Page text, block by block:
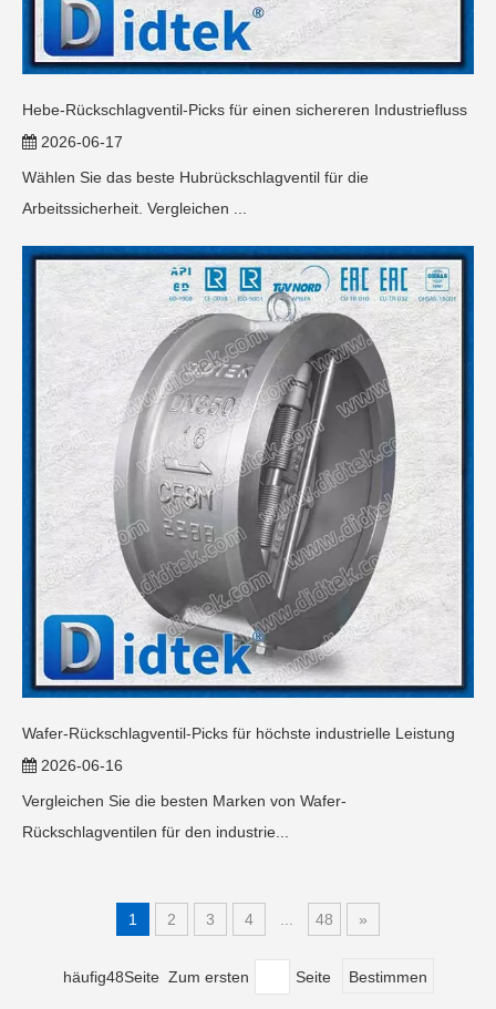
Hebe-Rückschlagventil-Picks für einen sichereren Industriefluss
2026-06-17
Wählen Sie das beste Hubrückschlagventil für die
Arbeitssicherheit. Vergleichen ...
Wafer-Rückschlagventil-Picks für höchste industrielle Leistung
2026-06-16
Vergleichen Sie die besten Marken von Wafer-
Rückschlagventilen für den industrie...
1 2 3 4 48 »
häufig48Seite Zum ersten Seite Bestimmen